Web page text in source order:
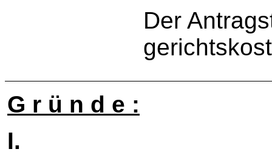
Der
G r ü n d e :
I.